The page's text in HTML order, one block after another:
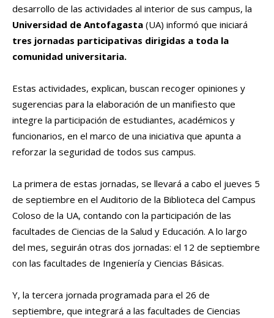
desarrollo de las actividades al interior de sus campus, la
Universidad de Antofagasta (UA) informó que iniciará
tres jornadas participativas dirigidas a toda la
comunidad universitaria.
Estas actividades, explican, buscan recoger opiniones y
sugerencias para la elaboración de un manifiesto que
integre la participación de estudiantes, académicos y
funcionarios, en el marco de una iniciativa que apunta a
reforzar la seguridad de todos sus campus.
La primera de estas jornadas, se llevará a cabo el jueves 5
de septiembre en el Auditorio de la Biblioteca del Campus
Coloso de la UA, contando con la participación de las
facultades de Ciencias de la Salud y Educación. A lo largo
del mes, seguirán otras dos jornadas: el 12 de septiembre
con las facultades de Ingeniería y Ciencias Básicas.
Y, la tercera jornada programada para el 26 de
septiembre, que integrará a las facultades de Ciencias